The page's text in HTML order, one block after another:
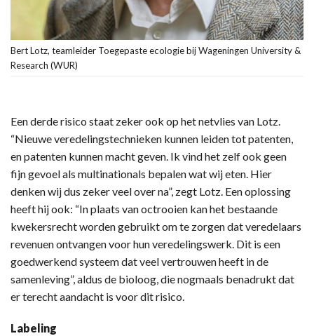
Bert Lotz, teamleider Toegepaste ecologie bij Wageningen University &
Research (WUR)
Een derde risico staat zeker ook op het netvlies van Lotz.
“Nieuwe veredelingstechnieken kunnen leiden tot patenten,
en patenten kunnen macht geven. Ik vind het zelf ook geen
fijn gevoel als multinationals bepalen wat wij eten. Hier
denken wij dus zeker veel over na”, zegt Lotz. Een oplossing
heeft hij ook: “In plaats van octrooien kan het bestaande
kwekersrecht worden gebruikt om te zorgen dat veredelaars
revenuen ontvangen voor hun veredelingswerk. Dit is een
goedwerkend systeem dat veel vertrouwen heeft in de
samenleving”, aldus de bioloog, die nogmaals benadrukt dat
er terecht aandacht is voor dit risico.
Labeling